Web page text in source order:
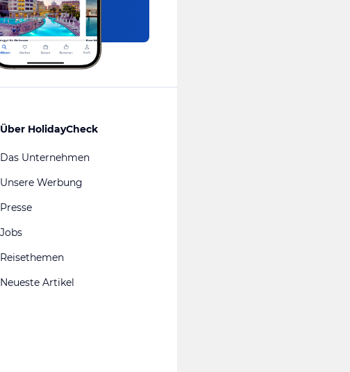
Über HolidayCheck
Das Unternehmen
Unsere Werbung
Presse
Jobs
Reisethemen
Neueste Artikel